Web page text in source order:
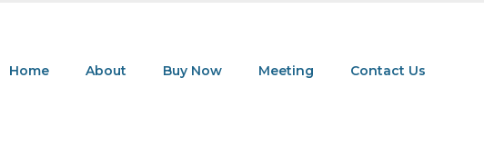
Home About Buy Now Meeting Contact Us